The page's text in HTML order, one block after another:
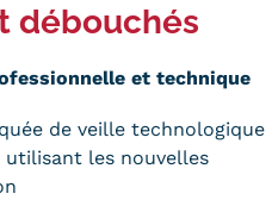
forums,
débouchés
et technique
de veille technologique
les nouvelles